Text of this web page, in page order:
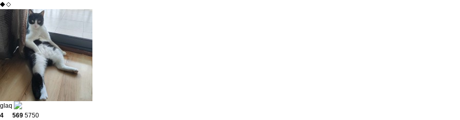
◆ ◇
glaq
4
569 5750